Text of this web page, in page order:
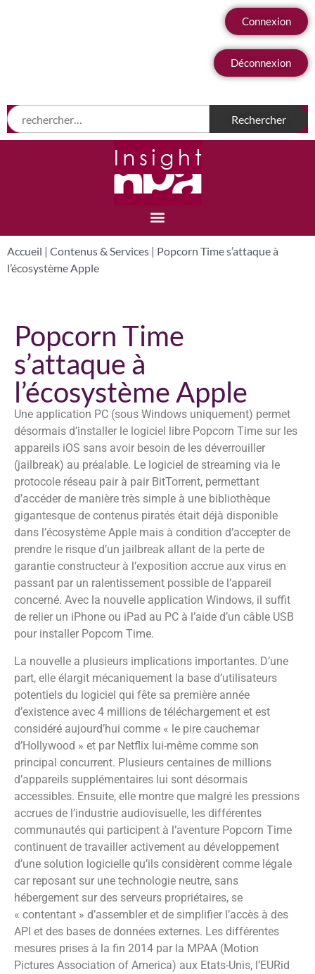
Connexion
Déconnexion
Accueil | Contenus & Services | Popcorn Time s’attaque à
l’écosystème Apple
Popcorn Time
s’attaque à
l’écosystème Apple
Une application PC (sous Windows uniquement) permet
désormais d’installer le logiciel libre Popcorn Time sur les
appareils iOS sans avoir besoin de les déverrouiller
(jailbreak) au préalable. Le logiciel de streaming via le
protocole réseau pair à pair BitTorrent, permettant
d’accéder de manière très simple à une bibliothèque
gigantesque de contenus piratés était déjà disponible
dans l’écosystème Apple mais à condition d’accepter de
prendre le risque d’un jailbreak allant de la perte de
garantie constructeur à l’exposition accrue aux virus en
passant par un ralentissement possible de l’appareil
concerné. Avec la nouvelle application Windows, il suffit
de relier un iPhone ou iPad au PC à l’aide d’un câble USB
pour installer Popcorn Time.
La nouvelle a plusieurs implications importantes. D’une
part, elle élargit mécaniquement la base d’utilisateurs
potentiels du logiciel qui fête sa première année
d’existence avec 4 millions de téléchargement et est
considéré aujourd’hui comme « le pire cauchemar
d’Hollywood » et par Netflix lui-même comme son
principal concurrent. Plusieurs centaines de millions
d’appareils supplémentaires lui sont désormais
accessibles. Ensuite, elle montre que malgré les pressions
accrues de l’industrie audiovisuelle, les différentes
communautés qui participent à l’aventure Popcorn Time
continuent de travailler activement au développement
d’une solution logicielle qu’ils considèrent comme légale
car reposant sur une technologie neutre, sans
hébergement sur des serveurs propriétaires, se
« contentant » d’assembler et de simplifier l’accès à des
API et des bases de données externes. Les différentes
mesures prises à la fin 2014 par la MPAA (Motion
Pictures Association of America) aux Etats-Unis, l’EURid